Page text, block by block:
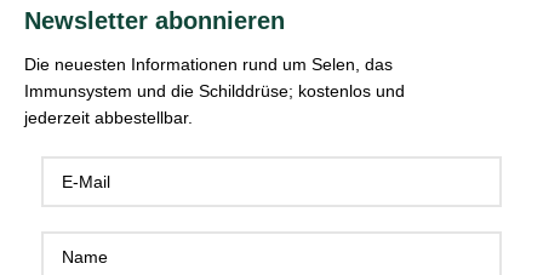
Newsletter abonnieren
Die neuesten Informationen rund um Selen, das
Immunsystem und die Schilddrüse; kostenlos und
jederzeit abbestellbar.